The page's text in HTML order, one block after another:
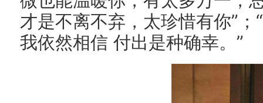
才是不离不弃，太珍惜有你”
我依然相信 付出是种确幸。”